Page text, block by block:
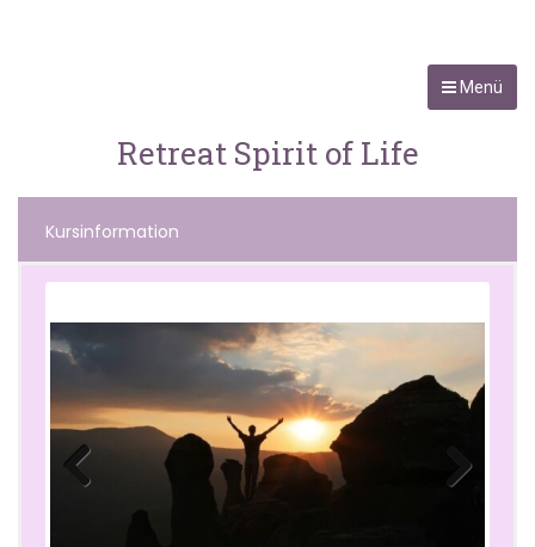
Menü
Retreat Spirit of Life
Kursinformation